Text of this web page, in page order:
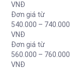
VNĐ
Đơn giá từ
540.000 – 740.000
VNĐ
Đơn giá từ
560.000 – 760.000
VNĐ